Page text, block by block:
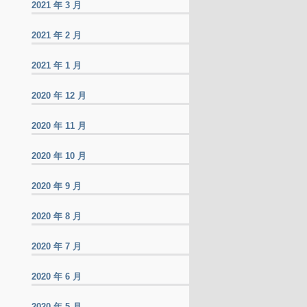
2021 年 3 月
2021 年 2 月
2021 年 1 月
2020 年 12 月
2020 年 11 月
2020 年 10 月
2020 年 9 月
2020 年 8 月
2020 年 7 月
2020 年 6 月